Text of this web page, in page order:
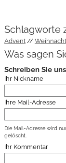
Schlagworte
Advent
Was sagen
Schreiben Sie
Ihr Nickname
Ihre Mail-Adresse
Die Mail-Adresse wird
gelöscht.
Ihr Kommentar